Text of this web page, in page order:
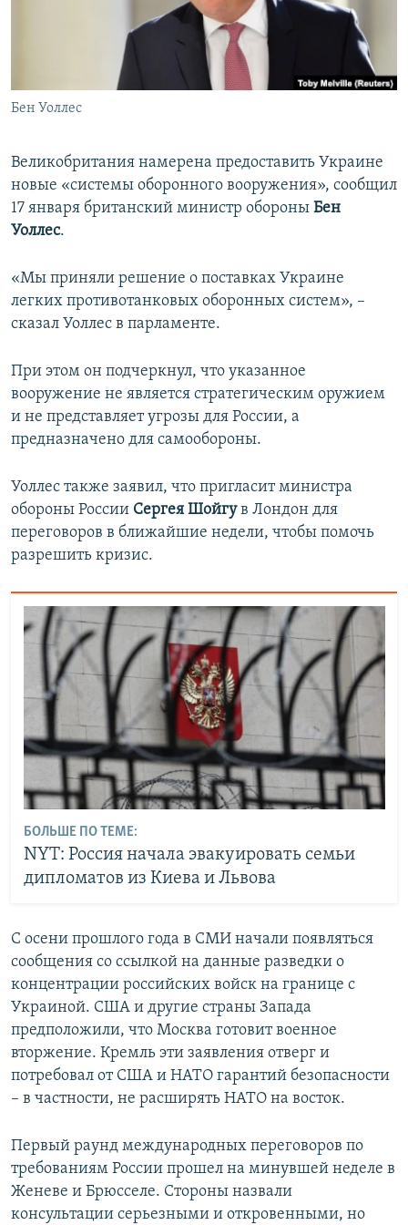
ПОБЕДИТЕЛЕЙ НЕ СУДЯТ?
КРЫМ.НЕПОКОРЕННЫЙ
УКРАИНСКАЯ ПРОБЛЕМА КРЫМА
Бен Уоллес
Великобритания намерена предоставить Украине
новые «системы оборонного вооружения», сообщил
17 января британский министр обороны Бен
Уоллес.
«Мы приняли решение о поставках Украине
легких противотанковых оборонных систем», –
сказал Уоллес в парламенте.
При этом он подчеркнул, что указанное
вооружение не является стратегическим оружием
и не представляет угрозы для России, а
предназначено для самообороны.
Уоллес также заявил, что пригласит министра
обороны России Сергея Шойгув Лондон для
переговоров в ближайшие недели, чтобы помочь
разрешить кризис.
БОЛЬШЕ ПО ТЕМЕ:
NYT: Россия начала эвакуировать семьи
дипломатов из Киева и Львова
С осени прошлого года в СМИ начали появляться
сообщения со ссылкой на данные разведки о
концентрации российских войск на границе с
Украиной. США и другие страны Запада
предположили, что Москва готовит военное
вторжение. Кремль эти заявления отверг и
потребовал от США и НАТО гарантий безопасности
– в частности, не расширять НАТО на восток.
Первый раунд международных переговоров по
требованиям России прошел на минувшей неделе в
Женеве и Брюсселе. Стороны назвали
консультации серьезными и откровенными, но